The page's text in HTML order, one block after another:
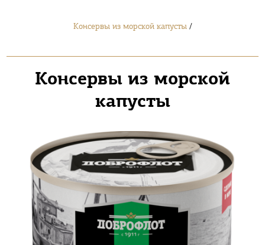
Консервы из морской капусты /
Консервы из морской
капусты